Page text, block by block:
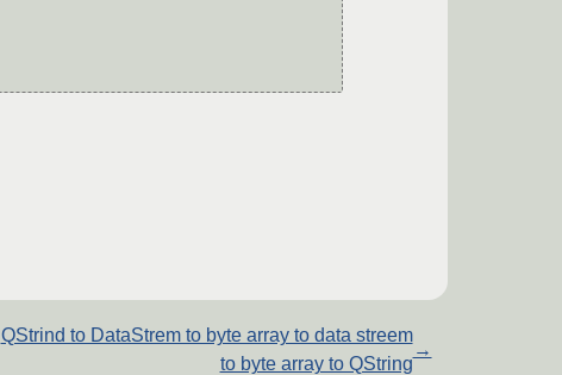
QStrind to DataStrem to byte array to data streem
to byte array to QString
→